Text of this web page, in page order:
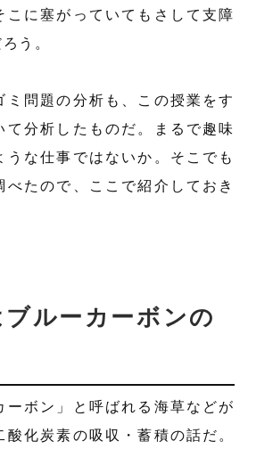
こに塞がっていてもさして支障
う。
ミ問題の分析も、この授業をす
て分析したものだ。まるで趣味
うな仕事ではないか。そこでも
べたので、ここで紹介しておき
ルーカーボンの
ーボン」と呼ばれる海草などが
酸化炭素の吸収・蓄積の話だ。